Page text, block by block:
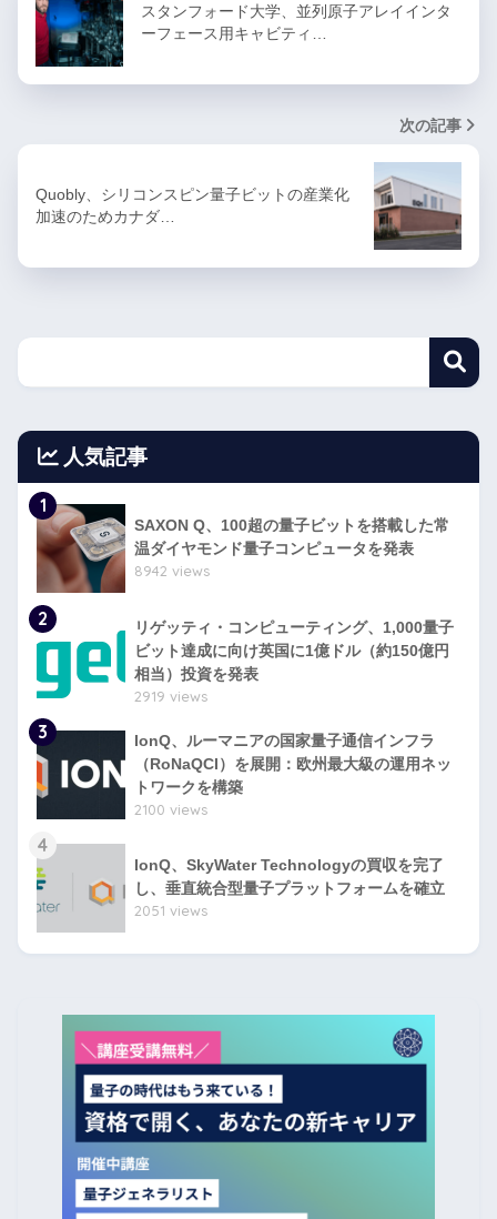
スタンフォード大学、並列原子アレイインタ
ーフェース用キャビティ…
次の記事
Quobly、シリコンスピン量子ビットの産業化
加速のためカナダ…
人気記事
1
SAXON Q、100超の量子ビットを搭載した常
温ダイヤモンド量子コンピュータを発表
8942 views
2
リゲッティ・コンピューティング、1,000量子
ビット達成に向け英国に1億ドル（約150億円
相当）投資を発表
2919 views
3
IonQ、ルーマニアの国家量子通信インフラ
（RoNaQCI）を展開：欧州最大級の運用ネッ
トワークを構築
2100 views
4
IonQ、SkyWater Technologyの買収を完了
し、垂直統合型量子プラットフォームを確立
2051 views